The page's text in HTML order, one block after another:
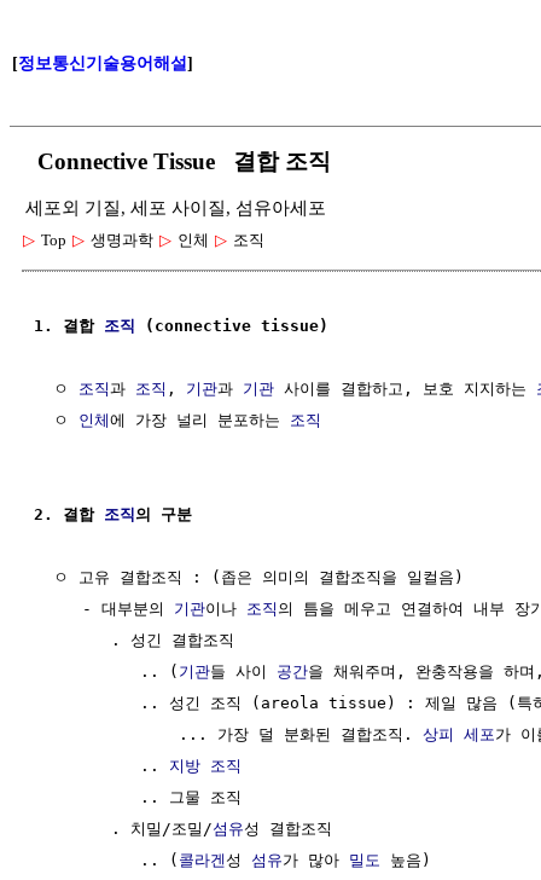
[정보통신기술용어해설]
Connective Tissue 결합 조직
세포외 기질, 세포 사이질, 섬유아세포
▷ Top ▷ 생명과학 ▷ 인체 ▷ 조직
1. 결합 조직 (connective tissue)
  ㅇ
조직과 조직 , 기관과 기관 사이를 결합하고, 보호 지지하는
  ㅇ
인체에 가장 널리 분포하는 조직
2. 결합 조직의 구분
  ㅇ 고유 결합조직 : (좁은 의미의 결합조직을 일컬음)
     - 대부분의
기관이나 조직 의 틈을 메우고 연결하여 내부 장
        . 성긴 결합조직
           .. (
기관들 사이 공간을 채워주며, 완충작용을 하
.. 성긴 조직 (areola tissue) : 제일 많음 (특
               ... 가장 덜 분화된 결합조직.
상피 세포가 이
           ..
지방 조직
           .. 그물 조직
        . 치밀/조밀/
섬유성 결합조직
           .. (
콜라겐 성 섬유가 많아 밀도
높음)